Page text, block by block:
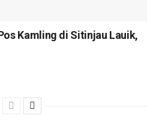
Kamling di Sitinjau Lauik,